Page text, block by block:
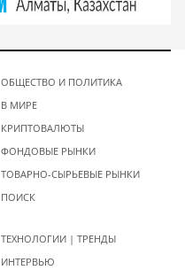
ОБЩЕСТВО И ПОЛИТИКА
В МИРЕ
КРИПТОВАЛЮТЫ
ФОНДОВЫЕ РЫНКИ
ТОВАРНО-СЫРЬЕВЫЕ РЫНКИ
ПОИСК
ТЕХНОЛОГИИ | ТРЕНДЫ
ИНТЕРВЬЮ